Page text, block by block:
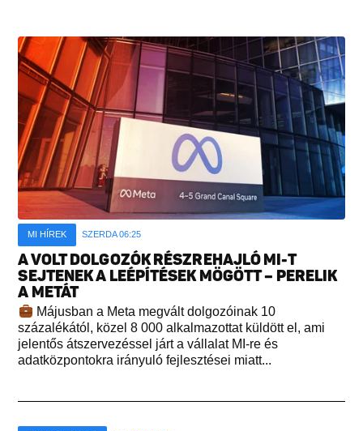
MI HÍREK SZERDA 06:25
A VOLT DOLGOZÓK RÉSZREHAJLÓ MI-T
SEJTENEK A LEÉPÍTÉSEK MÖGÖTT – PERELIK
A METÁT
Májusban a Meta megvált dolgozóinak 10
százalékától, közel 8 000 alkalmazottat küldött el, ami
jelentős átszervezéssel járt a vállalat MI-re és
adatközpontokra irányuló fejlesztései miatt...